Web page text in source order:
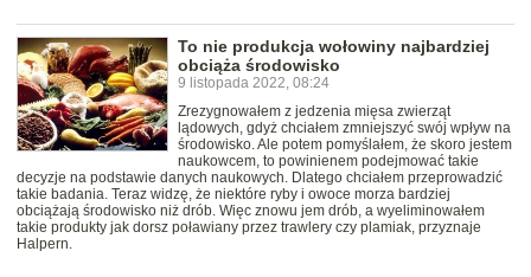
To nie produkcja wołowiny najbardziej
obciąża środowisko
9 listopada 2022, 08:24
Zrezygnowałem z jedzenia mięsa zwierząt
lądowych, gdyż chciałem zmniejszyć swój wpływ na
środowisko. Ale potem pomyślałem, że skoro jestem
naukowcem, to powinienem podejmować takie
decyzje na podstawie danych naukowych. Dlatego chciałem przeprowadzić
takie badania. Teraz widzę, że niektóre ryby i owoce morza bardziej
obciążają środowisko niż drób. Więc znowu jem drób, a wyeliminowałem
takie produkty jak dorsz poławiany przez trawlery czy plamiak, przyznaje
Halpern.